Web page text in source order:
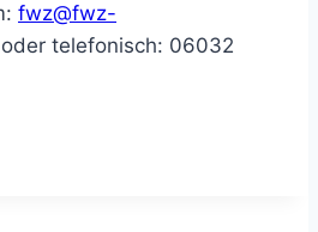
fwz@fwz-
telefonisch: 06032